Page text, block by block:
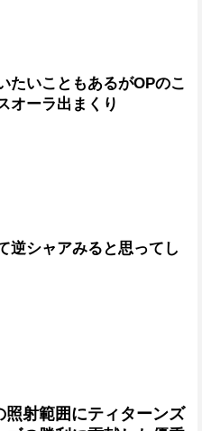
たいこともあるがOPのこ
オーラ出まくり
逆シャアみると思ってし
射範囲にティターンズ